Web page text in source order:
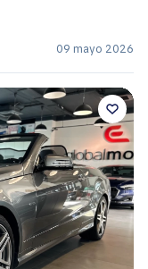
09 mayo 2026